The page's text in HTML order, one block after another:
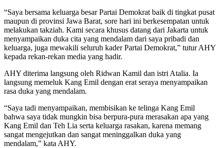
“Saya bersama keluarga besar Partai Demokrat baik di tingkat pusat
maupun di provinsi Jawa Barat, sore hari ini berkesempatan untuk
melakukan takziah. Kami secara khusus datang dari Jakarta untuk
menyampaikan duka cita yang mendalam dari saya pribadi dan
keluarga, juga mewakili seluruh kader Partai Demokrat,” tutur AHY
kepada rekan-rekan media yang hadir.
AHY diterima langsung oleh Ridwan Kamil dan istri Atalia. Ia
langsung memeluk Kang Emil dengan erat seraya menyampaikan
rasa duka yang mendalam.
“Saya tadi menyampaikan, membisikan ke telinga Kang Emil
bahwa saya tidak mungkin bisa berpura-pura merasakan apa yang
Kang Emil dan Teh Lia serta keluarga rasakan, karena memang
sangat mengejutkan dan sangat meninggalkan duka yang
mendalam,” kata AHY.